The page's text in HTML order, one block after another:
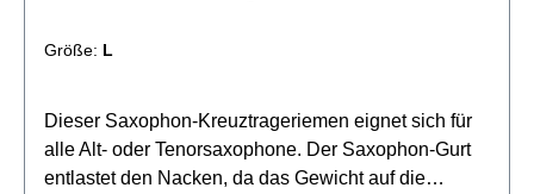
Größe: L
Dieser Saxophon-Kreuztrageriemen eignet sich für
alle Alt- oder Tenorsaxophone. Der Saxophon-Gurt
entlastet den Nacken, da das Gewicht auf die